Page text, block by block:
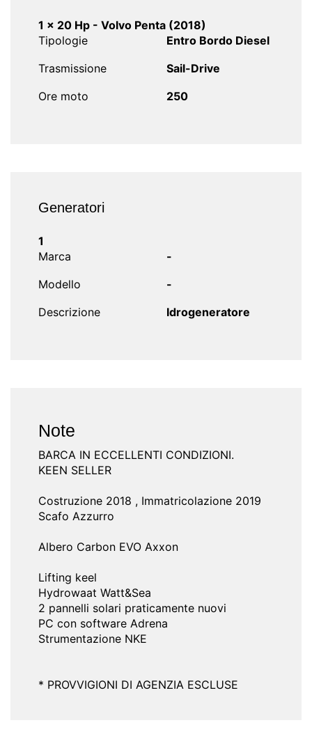
1 x 20 Hp - Volvo Penta (2018)
Tipologie
Entro Bordo Diesel
Trasmissione
Sail-Drive
Ore moto
250
Generatori
1
Marca
-
Modello
-
Descrizione
Idrogeneratore
Note
BARCA IN ECCELLENTI CONDIZIONI.
KEEN SELLER
Costruzione 2018 , Immatricolazione 2019
Scafo Azzurro
Albero Carbon EVO Axxon
Lifting keel
Hydrowaat Watt&Sea
2 pannelli solari praticamente nuovi
PC con software Adrena
Strumentazione NKE
* PROVVIGIONI DI AGENZIA ESCLUSE